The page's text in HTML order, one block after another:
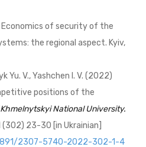
Economics of security of the
the regional aspect. Kyiv,
Yu. V., Yashchen I. V. (2022)
positions of the
National University.
(302) 23-30 [in Ukrainian]
2307-5740-2022-302-1-4